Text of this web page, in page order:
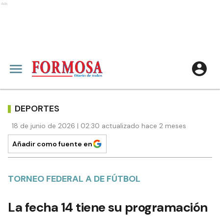
Ads
DEPORTES
18 de junio de 2026 | 02:30 actualizado hace 2 meses
Añadir como fuente en
TORNEO FEDERAL A DE FÚTBOL
La fecha 14 tiene su programación